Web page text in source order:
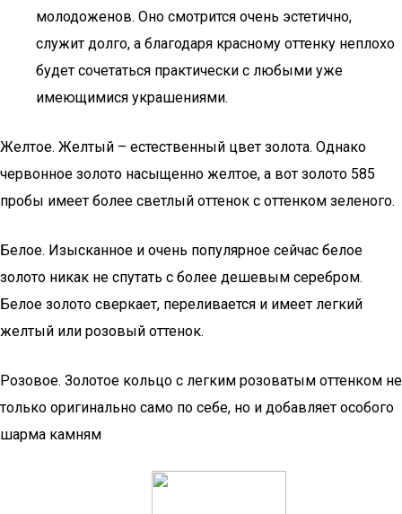
молодоженов. Оно смотрится очень эстетично,
служит долго, а благодаря красному оттенку неплохо
будет сочетаться практически с любыми уже
имеющимися украшениями.
Желтое. Желтый – естественный цвет золота. Однако
червонное золото насыщенно желтое, а вот золото 585
пробы имеет более светлый оттенок с оттенком зеленого.
Белое. Изысканное и очень популярное сейчас белое
золото никак не спутать с более дешевым серебром.
Белое золото сверкает, переливается и имеет легкий
желтый или розовый оттенок.
Розовое. Золотое кольцо с легким розоватым оттенком не
только оригинально само по себе, но и добавляет особого
шарма камням